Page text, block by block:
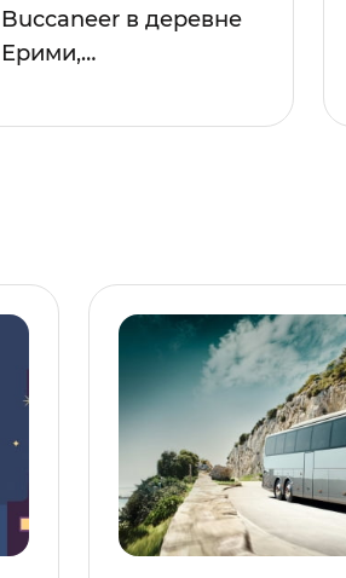
Buccaneer в деревне
Ерими,…